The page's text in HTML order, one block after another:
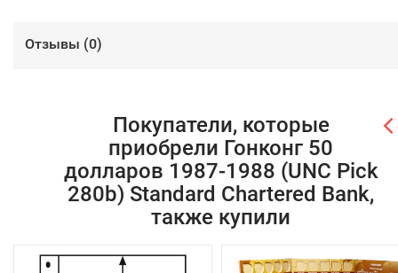
Отзывы (0)
Покупатели, которые
приобрели Гонконг 50
долларов 1987-1988 (UNC Pick
280b) Standard Chartered Bank,
также купили